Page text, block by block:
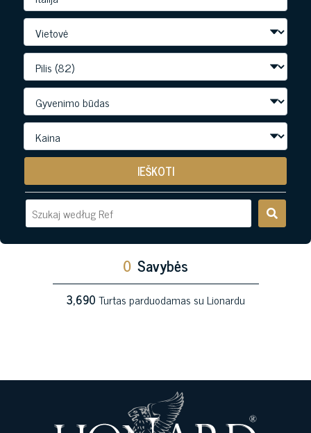
IEŠKOTI
0 Savybės
3,690Turtas parduodamas su Lionardu